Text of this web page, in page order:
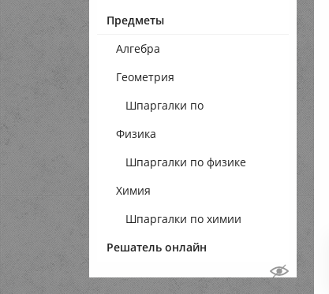
Предметы
Алгебра
Геометрия
Шпаргалки по
геометрии
Физика
Шпаргалки по физике
Химия
Шпаргалки по химии
Решатель онлайн